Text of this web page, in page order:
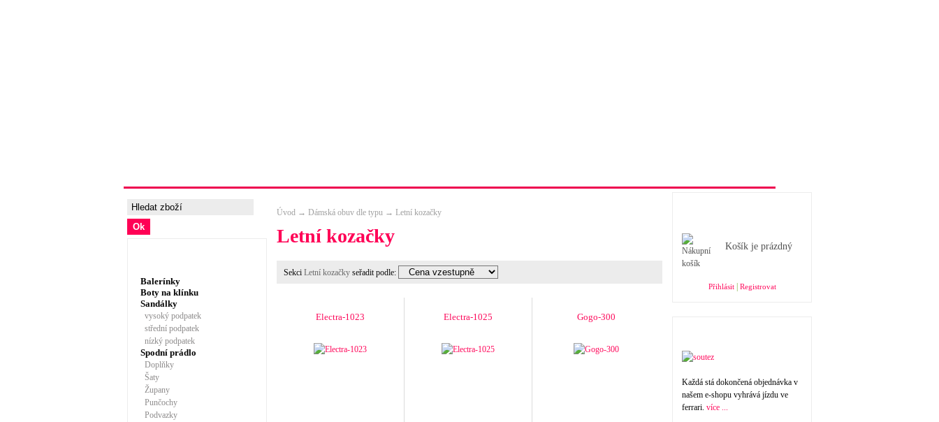
Balerínky
Boty na klínku
Sandálky
vysoký podpatek
střední podpatek
nízký podpatek
Spodní prádlo
Doplňky
Šaty
Župany
Punčochy
Podvazky
Úvod → Dámská obuv dle typu → Letní kozačky
Letní kozačky
Sekci Letní kozačky seřadit podle:
Electra-1023 Electra-1025 Gogo-300
Košík je prázdný
Přihlásit| Registrovat
Každá stá dokončená objednávka v
našem e-shopu vyhrává jízdu ve
ferrari. více ...